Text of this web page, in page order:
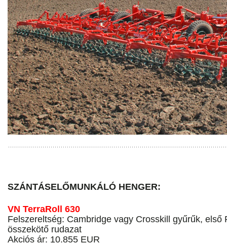
SZÁNTÁSELŐMUNKÁLÓ HENGER:
VN TerraRoll 630
Felszereltség: Cambridge vagy Crosskill gyűrűk, első
összekötő rudazat
Akciós ár: 10.855 EUR